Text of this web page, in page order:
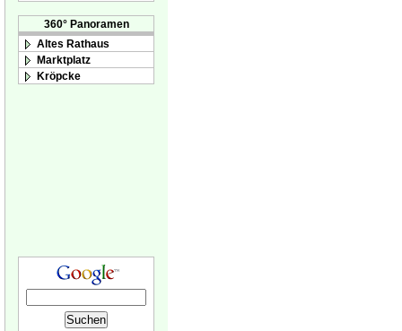
360° Panoramen
Altes Rathaus
Marktplatz
Kröpcke